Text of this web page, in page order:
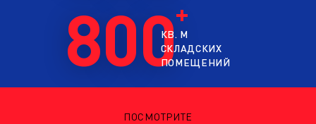
800
КВ. М
СКЛАДСКИХ
ПОМЕЩЕНИЙ
ПОСМОТРИТЕ